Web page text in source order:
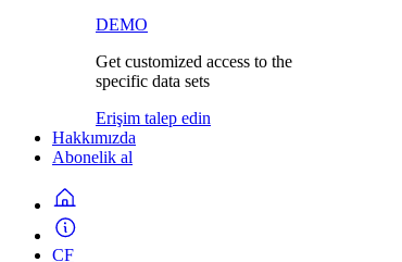
DEMO
Get customized access to the
specific data sets
Erişim talep edin
Hakkımızda
Abonelik al
CF